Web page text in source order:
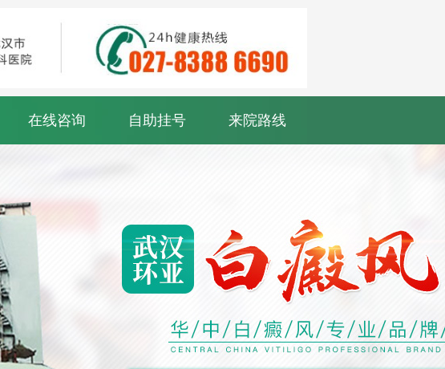
在线咨询 自助挂号 来院路线